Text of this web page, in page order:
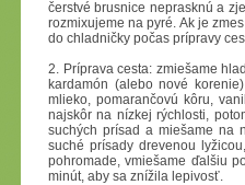
čerstvé brusnice neprasknú a
rozmixujeme na pyré. Ak je
do chladničky počas prípravy
2. Príprava cesta: zmiešame
kardamón (alebo nové
mlieko, pomarančovú kôru,
najskôr na nízkej rýchlosti,
suchých prísad a miešame na
suché prísady drevenou
pohromade, vmiešame ďalšiu
minút, aby sa znížila lepivosť.